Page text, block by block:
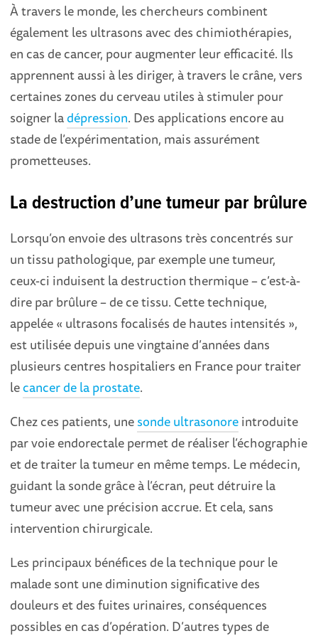
À travers le monde, les chercheurs combinent
également les ultrasons avec des chimiothérapies,
en cas de cancer, pour augmenter leur efficacité. Ils
apprennent aussi à les diriger, à travers le crâne, vers
certaines zones du cerveau utiles à stimuler pour
soigner ladépression. Des applications encore au
stade de l’expérimentation, mais assurément
prometteuses.
La destruction d’une tumeur par brûlure
Lorsqu’on envoie des ultrasons très concentrés sur
un tissu pathologique, par exemple une tumeur,
ceux-ci induisent la destruction thermique – c’est-à-
dire par brûlure – de ce tissu. Cette technique,
appelée « ultrasons focalisés de hautes intensités »,
est utilisée depuis une vingtaine d’années dans
plusieurs centres hospitaliers en France pour traiter
lecancer de la prostate.
Chez ces patients, unesonde ultrasonoreintroduite
par voie endorectale permet de réaliser l’échographie
et de traiter la tumeur en même temps. Le médecin,
guidant la sonde grâce à l’écran, peut détruire la
tumeur avec une précision accrue. Et cela, sans
intervention chirurgicale.
Les principaux bénéfices de la technique pour le
malade sont une diminution significative des
douleurs et des fuites urinaires, conséquences
possibles en cas d’opération. D’autres types de